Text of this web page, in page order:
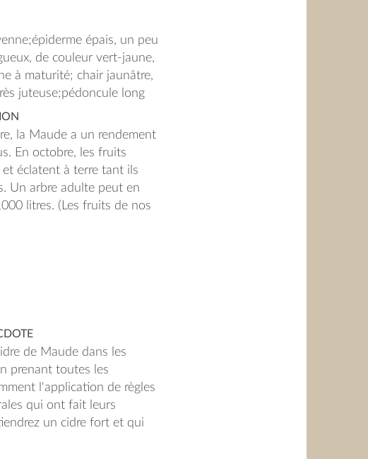
épais, un peu
de couleur vert-jaune,
à maturité; chair jaunâtre,
juteuse;pédoncule long
la Maude a un rendement
En octobre, les fruits
éclatent à terre tant ils
Un arbre adulte peut en
litres. (Les fruits de nos
de Maude dans les
prenant toutes les
l'application de règles
qui ont fait leurs
un cidre fort et qui
une année.